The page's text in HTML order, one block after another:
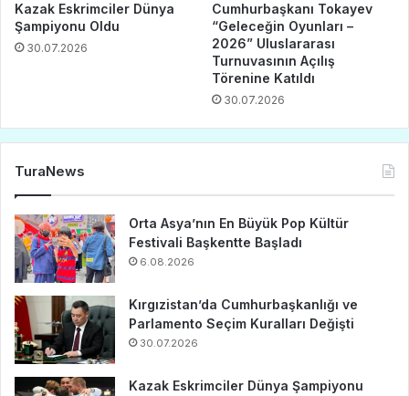
Kazak Eskrimciler Dünya
Şampiyonu Oldu
30.07.2026
Cumhurbaşkanı Tokayev
“Geleceğin Oyunları –
2026” Uluslararası
Turnuvasının Açılış
Törenine Katıldı
30.07.2026
TuraNews
Orta Asya’nın En Büyük Pop Kültür
Festivali Başkentte Başladı
6.08.2026
Kırgızistan’da Cumhurbaşkanlığı ve
Parlamento Seçim Kuralları Değişti
30.07.2026
Kazak Eskrimciler Dünya Şampiyonu